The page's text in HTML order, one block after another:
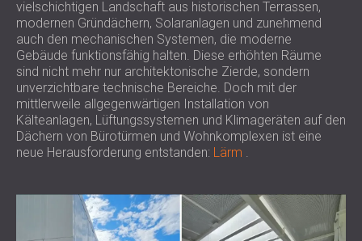
AUDIOLOGIEBEREICH
SCHALLDÄMMUNG UND
AKUSTIKLÖSUNGEN FÜR
RECHENZENTREN
vielschichtigen Landschaft aus historischen Terrassen,
modernen Gründächern, Solaranlagen und zunehmend
auch den mechanischen Systemen, die moderne
Gebäude funktionsfähig halten. Diese erhöhten Räume
sind nicht mehr nur architektonische Zierde, sondern
unverzichtbare technische Bereiche. Doch mit der
mittlerweile allgegenwärtigen Installation von
Kälteanlagen, Lüftungssystemen und Klimageräten auf den
Dächern von Bürotürmen und Wohnkomplexen ist eine
neue Herausforderung entstanden: Lärm .